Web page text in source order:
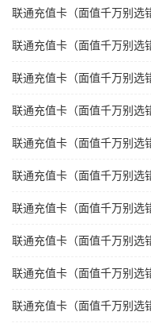
联通充值卡（面值千万别选
联通充值卡（面值千万别选
联通充值卡（面值千万别选
联通充值卡（面值千万别选
联通充值卡（面值千万别选
联通充值卡（面值千万别选
联通充值卡（面值千万别选
联通充值卡（面值千万别选
联通充值卡（面值千万别选
联通充值卡（面值千万别选